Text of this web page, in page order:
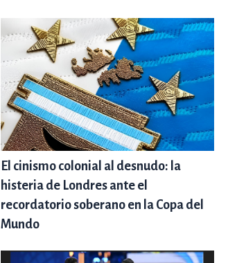
El cinismo colonial al desnudo: la
histeria de Londres ante el
recordatorio soberano en la Copa del
Mundo